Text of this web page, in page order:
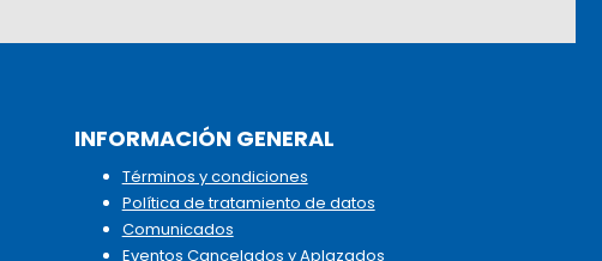
INFORMACIÓN GENERAL
Términos y condiciones
Política de tratamiento de datos
Comunicados
Eventos Cancelados y Aplazados